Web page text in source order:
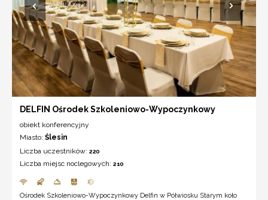
DELFIN Ośrodek Szkoleniowo-Wypoczynkowy
obiekt konferencyjny
Miasto: Ślesin
Liczba uczestników: 220
Liczba miejsc noclegowych: 210
Ośrodek Szkoleniowo-Wypoczynkowy Delfin w Półwiosku Starym koło